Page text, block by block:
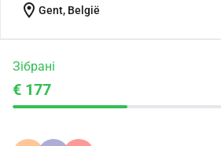
location_on Gent, België
Зібрані
€ 177